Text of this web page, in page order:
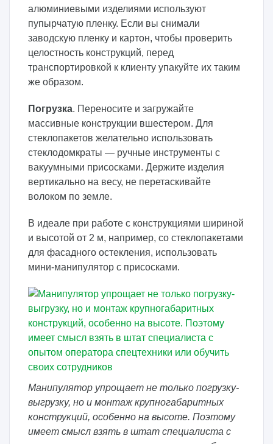
алюминиевыми изделиями используют
пупырчатую пленку. Если вы снимали
заводскую пленку и картон, чтобы проверить
целостность конструкций, перед
транспортировкой к клиенту упакуйте их таким
же образом.
Погрузка. Переносите и загружайте
массивные конструкции вшестером. Для
стеклопакетов желательно использовать
стеклодомкраты — ручные инструменты с
вакуумными присосками. Держите изделия
вертикально на весу, не перетаскивайте
волоком по земле.
В идеале при работе с конструкциями шириной
и высотой от 2 м, например, со стеклопакетами
для фасадного остекления, использовать
мини-манипулятор с присосками.
Манипулятор упрощает не только погрузку-
выгрузку, но и монтаж крупногабаритных
конструкций, особенно на высоте. Поэтому
имеет смысл взять в штат специалиста с